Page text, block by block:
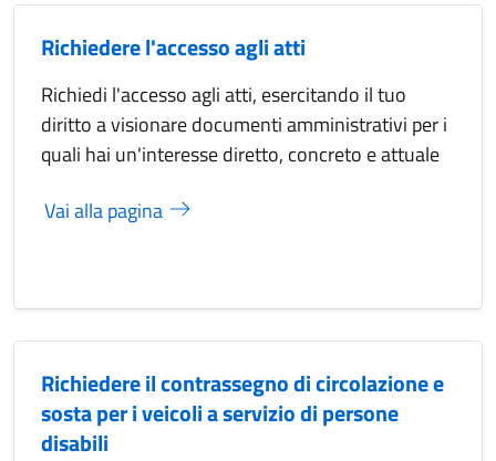
Richiedere l'accesso agli atti
Richiedi l'accesso agli atti, esercitando il tuo
diritto a visionare documenti amministrativi per i
quali hai un'interesse diretto, concreto e attuale
Vai alla pagina
Richiedere il contrassegno di circolazione e
sosta per i veicoli a servizio di persone
disabili